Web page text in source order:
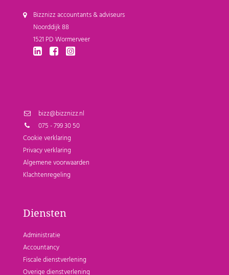
Bizznizz accountants & adviseurs
Noorddijk 88
1521 PD Wormerveer
bizz@bizznizz.nl
075 - 799 30 50
Cookie verklaring
Privacy verklaring
Algemene voorwaarden
Klachtenregeling
Diensten
Administratie
Accountancy
Fiscale dienstverlening
Overige dienstverlening